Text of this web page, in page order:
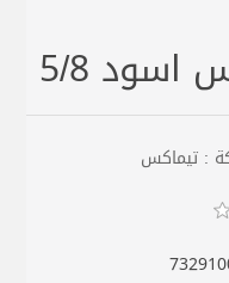
5/8
: تيماكس